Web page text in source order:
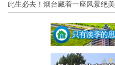
此生必去！烟台藏着一座风景绝